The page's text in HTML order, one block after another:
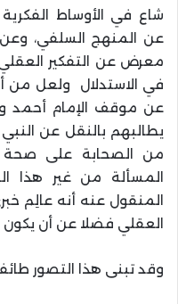
شاع في الأوساط
عن المنهج السلفي،
معرض عن التفكير
في الاستدلال ولعل من
عن موقف الإمام أحمد
يطالبهم بالنقل عن
من الصحابة على
المسألة من غير هذا
المنقول عنه أنه عالِم
العقلي فضلا عن أن
وقد تبنى هذا التصور